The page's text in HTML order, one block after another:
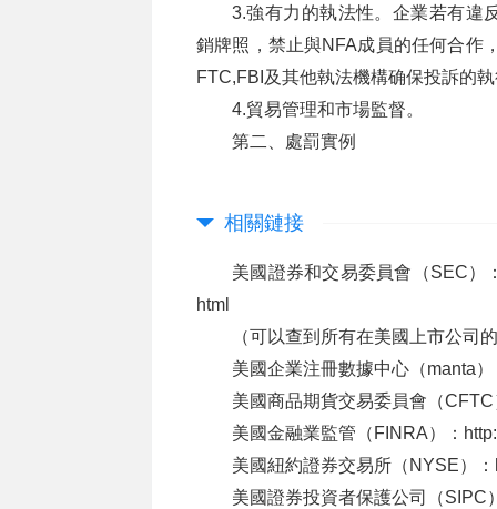
3.強有力的執法性。企業若有違
銷牌照，禁止與NFA成員的任何合作
FTC,FBI及其他執法機構确保投訴的
4.貿易管理和市場監督。
第二、處罰實例
相關鏈接
美國證券和交易委員會（SEC）
html
（可以查到所有在美國上市公司
美國企業注冊數據中心（manta）
美國商品期貨交易委員會（
美國金融業監管（FINRA）：
美國紐約證券交易所（NYSE）：
美國證券投資者保護公司（SIPC